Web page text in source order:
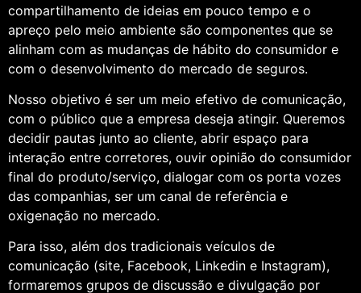
compartilhamento de ideias em pouco tempo e o
apreço pelo meio ambiente são componentes que se
alinham com as mudanças de hábito do consumidor e
com o desenvolvimento do mercado de seguros.
Nosso objetivo é ser um meio efetivo de comunicação,
com o público que a empresa deseja atingir. Queremos
decidir pautas junto ao cliente, abrir espaço para
interação entre corretores, ouvir opinião do consumidor
final do produto/serviço, dialogar com os porta vozes
das companhias, ser um canal de referência e
oxigenação no mercado.
Para isso, além dos tradicionais veículos de
comunicação (site, Facebook, Linkedin e Instagram),
formaremos grupos de discussão e divulgação por